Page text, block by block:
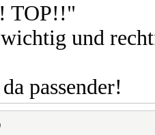
TOP!!"
und
passender!